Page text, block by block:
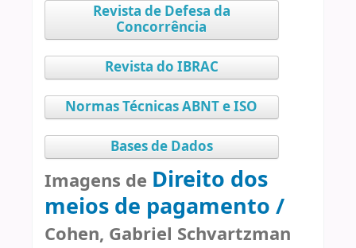
Revista de Defesa da
Concorrência
Revista do IBRAC
Normas Técnicas ABNT e ISO
Bases de Dados
Imagens de Direito dos
meios de pagamento /
Cohen, Gabriel Schvartzman